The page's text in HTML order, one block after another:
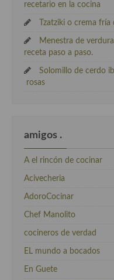
recetario en la cocina
Tzatziki o crema
Menestra de
receta paso a paso.
Solomillo de cerdo
rosas
amigos .
A el rincón de cocinar
Acivecheria
AdoroCocinar
Chef Manolito
cocineros de verdad
EL mundo a bocados
En Guete